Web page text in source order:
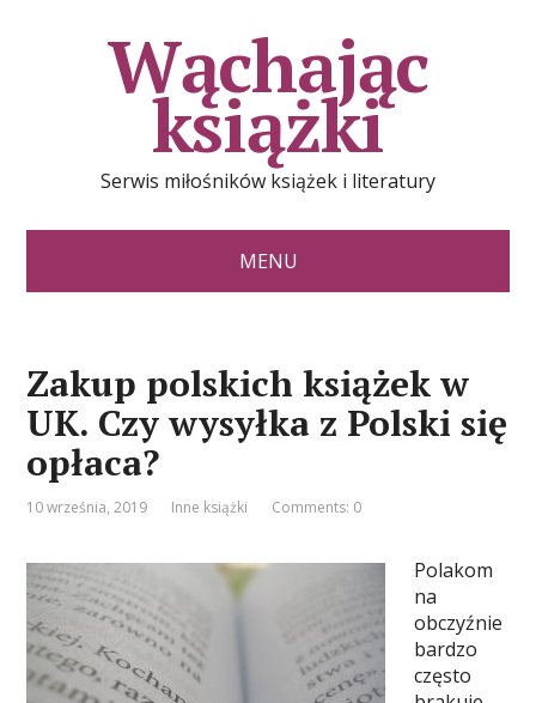
Wąchając
książki
Serwis miłośników książek i literatury
MENU
Zakup polskich książek w
UK. Czy wysyłka z Polski się
opłaca?
10 września, 2019 Inne książki Comments: 0
Polakom
na
obczyźnie
bardzo
często